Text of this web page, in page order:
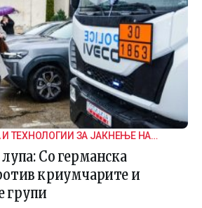
ТЕХНОЛОГИИ ЗА ЈАКНЕЊЕ НА
Со германска
криумчарите и
групи